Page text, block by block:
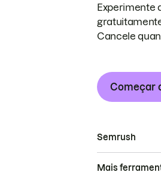
Experimente
Cancele
Começar
Semrush
Mais